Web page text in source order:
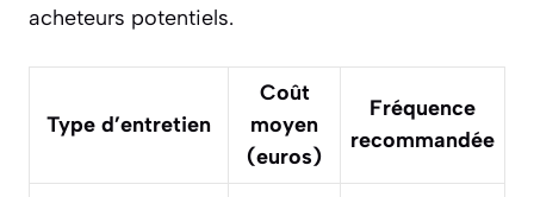
acheteurs potentiels.
Type d’entretien
Coût
moyen
(euros)
Fréquence
recommandée